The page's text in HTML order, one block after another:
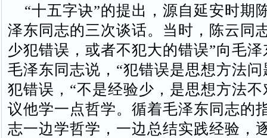
“十五字诀”的提出，源自延安时期
泽东同志的三次谈话。当时，陈云同
少犯错误，或者不犯大的错误”向毛
毛泽东同志说，“犯错误是思想方法问
犯错误，“不是经验少，是思想方法不
议他学一点哲学。循着毛泽东同志的
志一边学哲学，一边总结实践经验，